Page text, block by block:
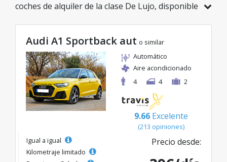
coches de alquiler de la clase De Lujo, disponible
categoría seleccionada, con tarifas excelentes
desde solo 39€/día.
Audi A1 Sportback aut o similar
Automático
Aire acondicionado
4
4 2
9.66 Excelente
(213 opiniones)
Igual a igual
Kilometraje limitado
Precio desde: